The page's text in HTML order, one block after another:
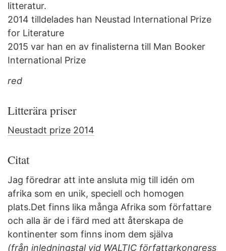
litteratur.
2014 tilldelades han Neustad International Prize
for Literature
2015 var han en av finalisterna till Man Booker
International Prize
red
Litterära priser
Neustadt prize 2014
Citat
Jag föredrar att inte ansluta mig till idén om
afrika som en unik, speciell och homogen
plats.Det finns lika många Afrika som författare
och alla är de i färd med att återskapa de
kontinenter som finns inom dem själva
(från inledningstal vid WALTIC författarkongress